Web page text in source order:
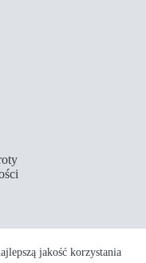
jakość korzystania